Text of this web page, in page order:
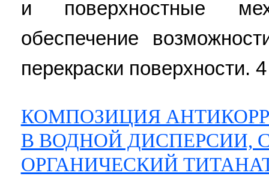
и поверхностные
обеспечение
перекраски поверхности.
КОМПОЗИЦИЯ
В ВОДНОЙ ДИСПЕРСИИ,
ОРГАНИЧЕСКИЙ